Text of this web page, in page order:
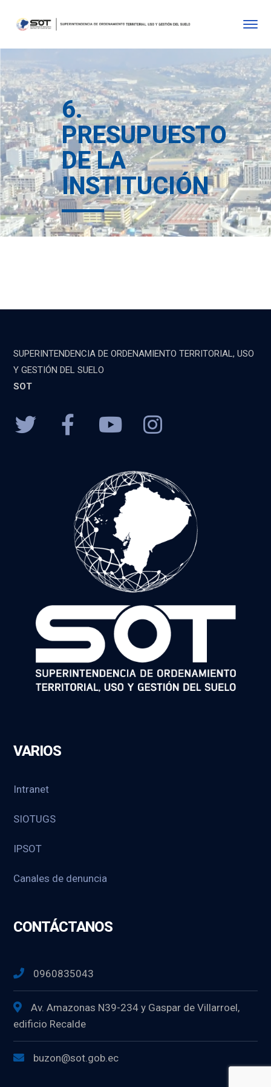
6.
PRESUPUESTO
DE LA
INSTITUCIÓN
SUPERINTENDENCIA DE ORDENAMIENTO TERRITORIAL, USO
Y GESTIÓN DEL SUELO
SOT
VARIOS
Intranet
SIOTUGS
IPSOT
Canales de denuncia
CONTÁCTANOS
0960835043
Av. Amazonas N39-234 y Gaspar de Villarroel,
edificio Recalde
buzon@sot.gob.ec